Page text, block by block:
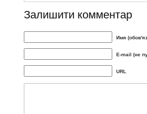
Залишити комментар
Имя
E-mail (не
URL